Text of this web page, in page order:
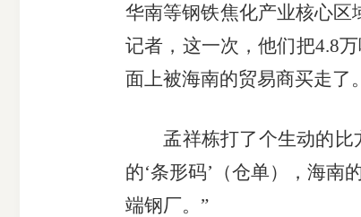
华南等钢铁焦化产业核心区
记者，这一次，他们把4.8
面上被海南的贸易商买走了。
孟祥栋打了个生动的比方
的‘条形码’（仓单），海南
端钢厂。”